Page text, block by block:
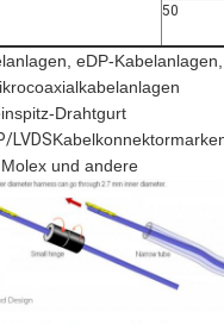
50
eDP-Kabelanlagen,
Drahtgurt
LVDS
und andere